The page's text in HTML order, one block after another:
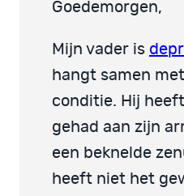
Goedemorgen,
Mijn vader is
hangt samen
conditie. Hij
gehad aan zijn
een beknelde
heeft niet het